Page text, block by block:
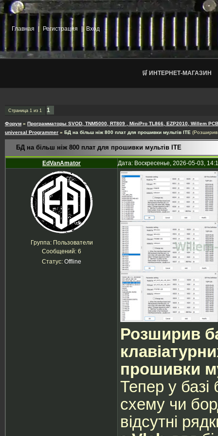
Главная Регистрация | Вход
🛒 ИНТЕРНЕТ-МАГАЗИН
Страница 1 из 1 1
Форум » Программаторы SVOD, TNM5000, RT809 , MiniPro TL866, EZP2010, Willem
universal Programmer » БД на більш ніж 800 плат для прошивки мультів ITE (Розширив
БД на більш ніж 800 плат для прошивки мультів ITE
EdVanAmator Дата: Воскресенье, 2026-05-03,
Группа: Пользователи
Сообщений: 6
Статус: Offline
Розширив
прошивки
Тепер у
схему чи
відсутні